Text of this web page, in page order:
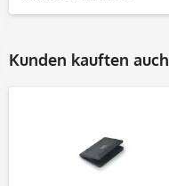
Kunden kauften auch